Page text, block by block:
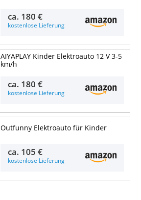
ca. 180 €
kostenlose Lieferung
AIYAPLAY Kinder Elektroauto 12 V 3-5
km/h
ca. 180 €
kostenlose Lieferung
Outfunny Elektroauto für Kinder
ca. 105 €
kostenlose Lieferung